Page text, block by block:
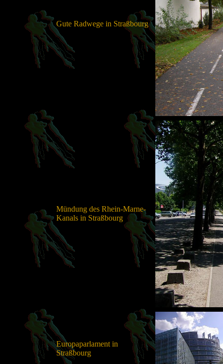
Gute Radwege in Straßbourg
Mündung des Rhein-Marne-
Kanals in Straßbourg
Europaparlament in
Straßbourg